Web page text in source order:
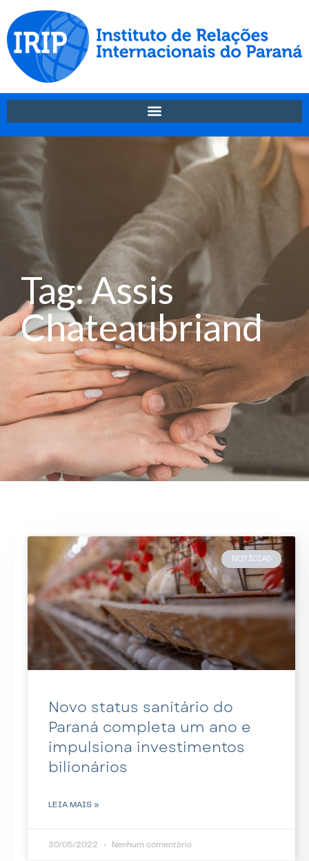
Tag: Assis
Chateaubriand
NOTÍCIAS
Novo status sanitário do
Paraná completa um ano e
impulsiona investimentos
bilionários
LEIA MAIS »
30/05/2022 Nenhum comentário